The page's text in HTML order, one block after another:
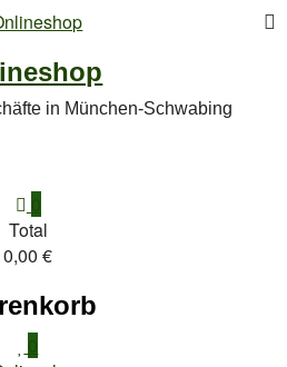
in München-Schwabing
Total
0,00 €